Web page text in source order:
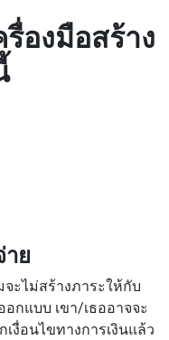
องมือสร้าง
ย
จะไม่สร้างภาระให้กับ
กแบบ เขา/เธออาจจะ
งื่อนไขทางการเงินแล้ว